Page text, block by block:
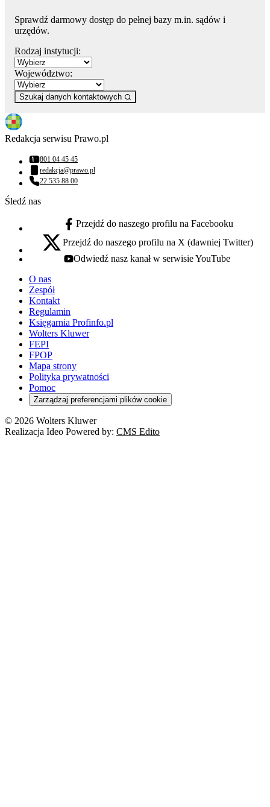
Sprawdź darmowy dostęp do pełnej bazy m.in. sądów i
urzędów.
Rodzaj instytucji:
Województwo:
Szukaj danych kontaktowych
Redakcja serwisu Prawo.pl
Numer telefonu:
801 04 45 45
Adres email:
redakcja@prawo.pl
Numer telefonu:
22 535 88 00
Śledź nas
facebook - otwiera się w nowej karcie
Przejdź do naszego profilu na Facebooku
x - otwiera się w nowej karcie
Przejdź do naszego profilu na X (dawniej Twitter)
youtube - otwiera się w nowej karcie
Odwiedź nasz kanał w serwisie YouTube
O nas
Zespół
Kontakt
Regulamin
Księgarnia Profinfo.pl
Wolters Kluwer
FEPI
FPOP
Mapa strony
Polityka prywatności
Pomoc
Zarządzaj preferencjami plików cookie
© 2026 Wolters Kluwer
Realizacja Ideo Powered by: CMS Edito